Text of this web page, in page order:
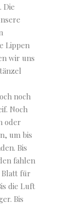
Die
Lippen
wir uns
noch
Noch
oder
um bis
Bis
fahlen
Blatt für
die Luft
Bis